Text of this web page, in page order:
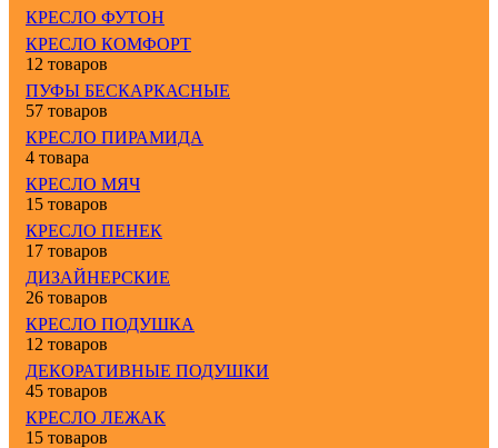
КРЕСЛО ФУТОН
КРЕСЛО КОМФОРТ
12 товаров
ПУФЫ БЕСКАРКАСНЫЕ
57 товаров
КРЕСЛО ПИРАМИДА
4 товара
КРЕСЛО МЯЧ
15 товаров
КРЕСЛО ПЕНЕК
17 товаров
ДИЗАЙНЕРСКИЕ
26 товаров
КРЕСЛО ПОДУШКА
12 товаров
ДЕКОРАТИВНЫЕ ПОДУШКИ
45 товаров
КРЕСЛО ЛЕЖАК
15 товаров